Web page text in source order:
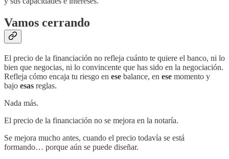
Vamos cerrando
El precio de la financiación no refleja cuánto te quiere el banco, ni lo
bien que negocias, ni lo convincente que has sido en la negociación.
Refleja cómo encaja tu riesgo en ese balance, en ese momento y
bajo esas reglas.
Nada más.
El precio de la financiación no se mejora en la notaría.
Se mejora mucho antes, cuando el precio todavía se está
formando… porque aún se puede diseñar.